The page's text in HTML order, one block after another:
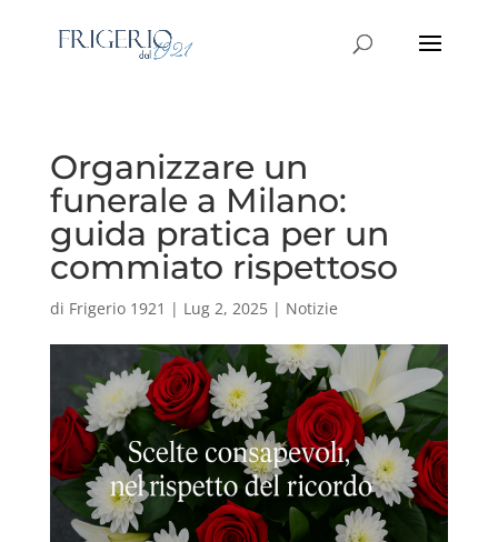
Organizzare un
funerale a Milano:
guida pratica per un
commiato rispettoso
di Frigerio 1921 | Lug 2, 2025| Notizie